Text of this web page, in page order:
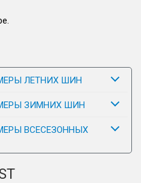
ЛЕТНИХ ШИН
ЗИМНИХ ШИН
ВСЕСЕЗОННЫХ